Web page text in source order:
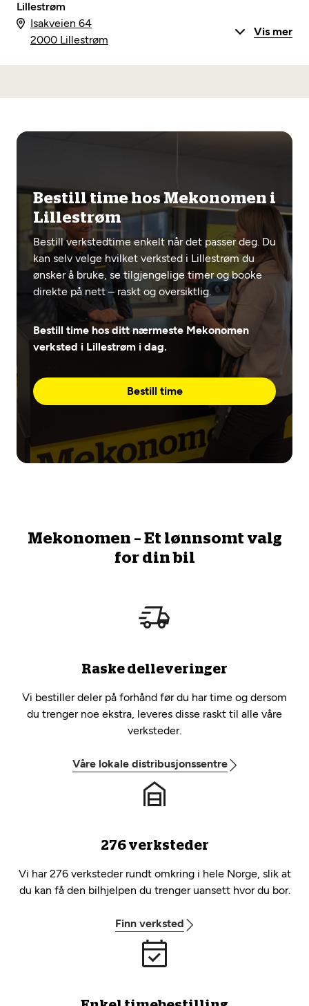
Lillestrøm
Isakveien 64
2000 Lillestrøm
Vis mer
Bestill time hos Mekonomen i
Lillestrøm
Bestill verkstedtime enkelt når det passer deg. Du
kan selv velge hvilket verksted i Lillestrøm du
ønsker å bruke, se tilgjengelige timer og booke
direkte på nett – raskt og oversiktlig.
Bestill time hos ditt nærmeste Mekonomen
verksted i Lillestrøm i dag.
Bestill time
Mekonomen – Et lønnsomt valg
for din bil
Raske delleveringer
Vi bestiller deler på forhånd før du har time og dersom
du trenger noe ekstra, leveres disse raskt til alle våre
verksteder.
Våre lokale distribusjonssentre
276 verksteder
Vi har 276 verksteder rundt omkring i hele Norge, slik at
du kan få den bilhjelpen du trenger uansett hvor du bor.
Finn verksted